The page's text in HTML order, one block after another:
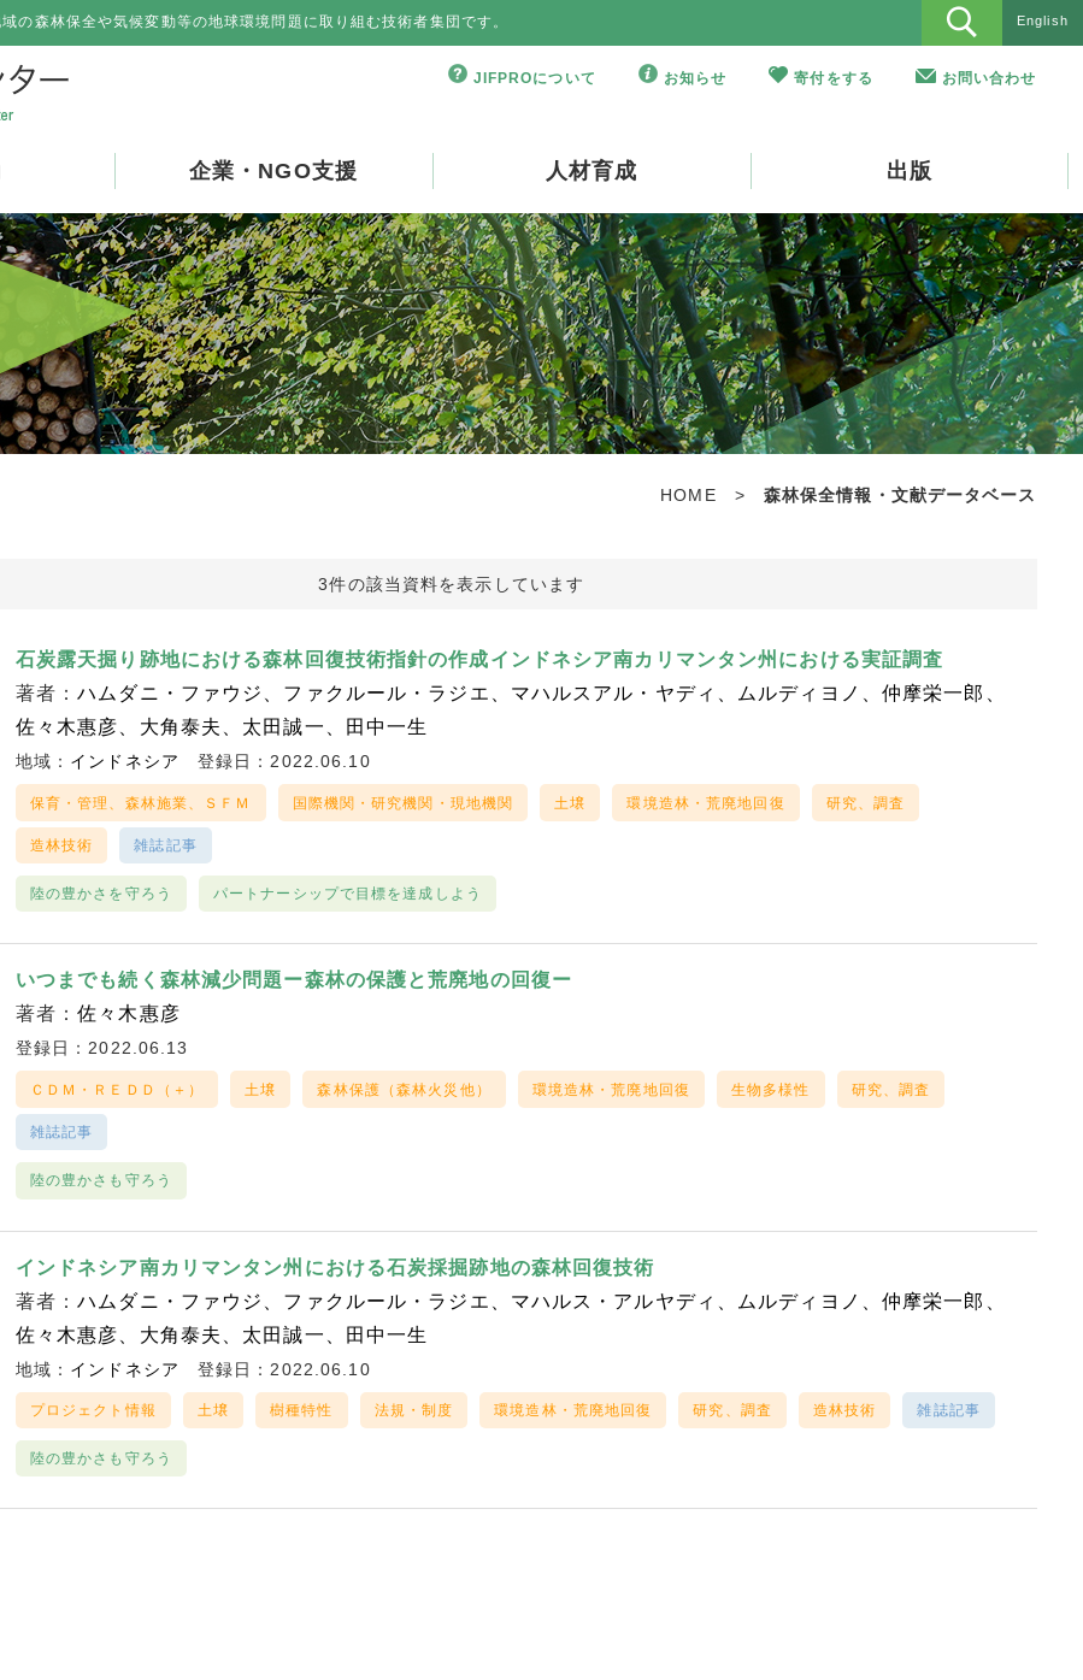
の森林保全や気候変動等の地球環境問題に取り組む技術者集団です。 English
JIFPROについて お知らせ 寄付をする お問い合わせ
企業・NGO支援 人材育成 出版
HOME > 森林保全情報・文献データベース
3件の該当資料を表示しています
石炭露天掘り跡地における森林回復技術指針の作成インドネシア南カリマンタン州における実証調査
著者：ハムダニ・ファウジ ファクルール・ラジエ マハルスアル・ヤディ ムルディヨノ
仲摩栄一郎
佐々木惠彦
大角泰夫 太田誠一 田中一生
地域： インドネシア 登録日：2022.06.10
保育・管理、森林施業、ＳＦＭ 国際機関・研究機関・現地機関 土壌 環境造林・荒廃地回復 研究、調査
造林技術 雑誌記事
陸の豊かさを守ろう パートナーシップで目標を達成しよう
いつまでも続く森林減少問題ー森林の保護と荒廃地の回復ー
著者：佐々木惠彦
登録日：2022.06.13
ＣＤＭ・ＲＥＤＤ（＋） 土壌 森林保護（森林火災他） 環境造林・荒廃地回復 生物多様性 研究、調査
雑誌記事
陸の豊かさも守ろう
インドネシア南カリマンタン州における石炭採掘跡地の森林回復技術
著者：ハムダニ・ファウジ ファクルール・ラジエ マハルス・アルヤディ ムルディヨノ
仲摩栄一郎
佐々木惠彦
大角泰夫 太田誠一 田中一生
地域： インドネシア 登録日：2022.06.10
プロジェクト情報 土壌 樹種特性 法規・制度 環境造林・荒廃地回復 研究、調査 造林技術 雑誌記事
陸の豊かさも守ろう